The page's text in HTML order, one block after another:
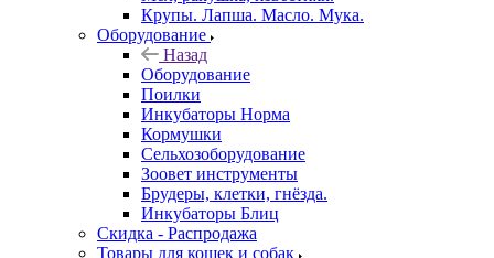
Крупы. Лапша. Масло. Мука.
Оборудование
Назад
Оборудование
Поилки
Инкубаторы Норма
Кормушки
Сельхозоборудование
Зоовет инструменты
Брудеры, клетки, гнёзда.
Инкубаторы Блиц
Скидка - Распродажа
Товары для кошек и собак